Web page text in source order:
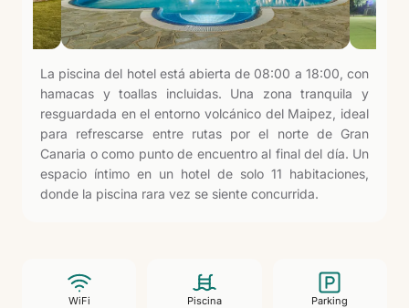
La piscina del hotel está abierta de 08:00 a 18:00, con
hamacas y toallas incluidas. Una zona tranquila y
resguardada en el entorno volcánico del Maipez, ideal
para refrescarse entre rutas por el norte de Gran
Canaria o como punto de encuentro al final del día. Un
espacio íntimo en un hotel de solo 11 habitaciones,
donde la piscina rara vez se siente concurrida.
WiFi Piscina Parking